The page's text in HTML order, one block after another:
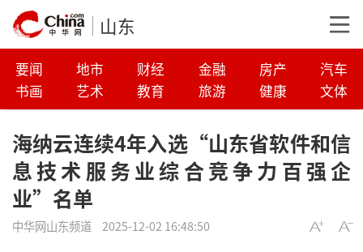
山东
要闻 地市 财经 金融 房产
汽车
书画
艺术 教育 旅游 健康 文体
海纳云连续4年入选“山东省软件和信
息技术服务业综合竞争力百强企
业”名单
中华网山东频道 2025-12-02 16:48:50